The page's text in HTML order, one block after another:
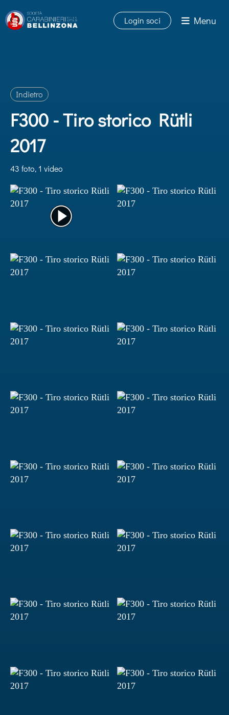
Login soci Menu
Indietro
F300 - Tiro storico Rütli
2017
43 foto, 1 video